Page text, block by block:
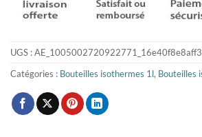
UGS :
Catégories : Bouteilles isothermes 1l, Bouteilles